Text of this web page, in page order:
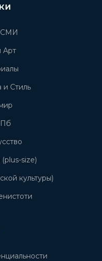
СМИ
Арт
и Стиль
size)
культуры)